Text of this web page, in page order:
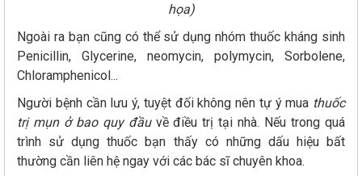
họa)
Ngoài ra bạn cũng có thể sử dụng nhóm thuốc kháng sinh
Penicillin, Glycerine, neomycin, polymycin, Sorbolene,
Chloramphenicol...
Người bệnh cần lưu ý, tuyệt đối không nên tự ý mua thuốc
trị mụn ở bao quy đầuvề điều trị tại nhà. Nếu trong quá
trình sử dụng thuốc bạn thấy có những dấu hiệu bất
thường cần liên hệ ngay với các bác sĩ chuyên khoa.